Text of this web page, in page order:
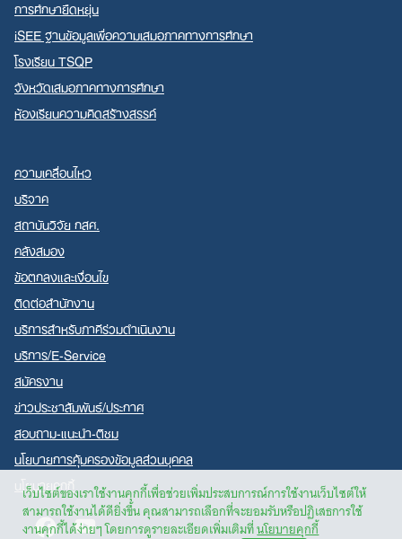
เว็บไซต์ของเราใช้งานคุกกี้เพื่อช่วยเพิ่มประสบการณ์การใช้งานเว็บไซต์ให้
สามารถใช้งานได้ดียิ่งขึ้น คุณสามารถเลือกที่จะยอมรับหรือปฏิเสธการใช้
งานคุกกี้ได้ง่ายๆ โดยการดูรายละเอียดเพิ่มเติมที่นโยบายคุกกี้
การศึกษายืดหยุ่น
iSEE ฐานข้อมูลเพื่อความเสมอภาคทางการศึกษา
โรงเรียน TSQP
จังหวัดเสมอภาคทางการศึกษา
ห้องเรียนความคิดสร้างสรรค์
ความเคลื่อนไหว
บริจาค
สถาบันวิจัย กสศ.
คลังสมอง
ข้อตกลงและเงื่อนไข
ติดต่อสำนักงาน
บริการสำหรับภาคีร่วมดำเนินงาน
บริการ/E-Service
สมัครงาน
ข่าวประชาสัมพันธ์/ประกาศ
สอบถาม-แนะนำ-ติชม
นโยบายการคุ้มครองข้อมูลส่วนบุคคล
นโยบายคุกกี้
FacebookYoutube